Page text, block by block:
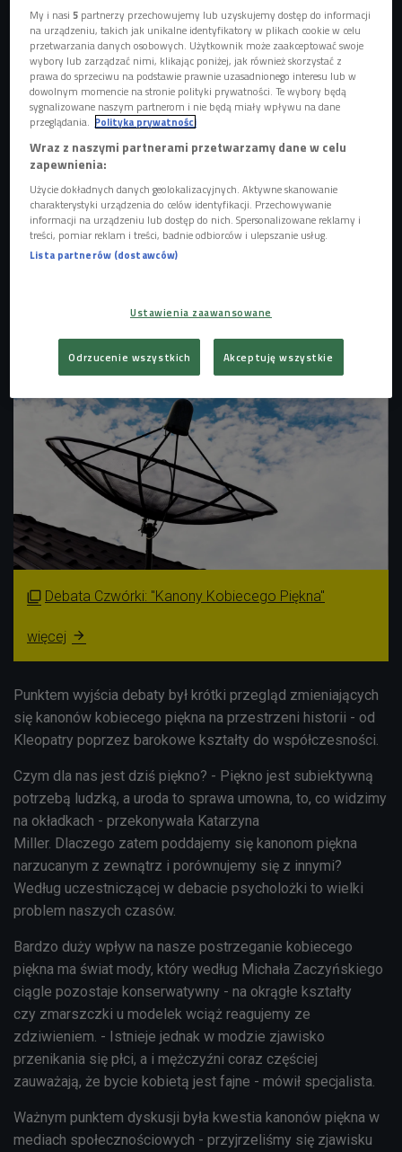
Debata Czwórki: "Kanony Kobiecego Piękna" w warszawskim klubie
Niebo
Foto: Czwórka
W dyskusji wzięła udział czwórka specjalistów: Natalia
Hatalska - analityk trendów w dziedzinie alternatywnych
form komunikacji marketingowej, Katarzyna Miller -
psycholożka, psychoterapeutka, felietonistka i publicystka,
Anna Jupowicz-Ginalska - wykładowca PR na
Uniwersytecie Warszawskim oraz Michał Zaczyński -
 Debata Czwórki: "Kanony Kobiecego Piękna"
więcej 
Punktem wyjścia debaty był krótki przegląd zmieniających
się kanonów kobiecego piękna na przestrzeni historii - od
Kleopatry poprzez barokowe kształty do współczesności.
Czym dla nas jest dziś piękno? - Piękno jest subiektywną
potrzebą ludzką, a uroda to sprawa umowna, to, co widzimy
na okładkach - przekonywała Katarzyna
Miller. Dlaczego zatem poddajemy się kanonom piękna
narzucanym z zewnątrz i porównujemy się z innymi?
Według uczestniczącej w debacie psycholożki to wielki
problem naszych czasów.
Bardzo duży wpływ na nasze postrzeganie kobiecego
piękna ma świat mody, który według Michała Zaczyńskiego
ciągle pozostaje konserwatywny - na okrągłe kształty
czy zmarszczki u modelek wciąż reagujemy ze
zdziwieniem. - Istnieje jednak w modzie zjawisko
przenikania się płci, a i mężczyźni coraz częściej
zauważają, że bycie kobietą jest fajne - mówił specjalista.
Ważnym punktem dyskusji była kwestia kanonów piękna w
mediach społecznościowych - przyjrzeliśmy się zjawisku
My i nasi5 partnerzy przechowujemy lub uzyskujemy dostęp do informacji
na urządzeniu, takich jak unikalne identyfikatory w plikach cookie w celu
przetwarzania danych osobowych. Użytkownik może zaakceptować swoje
wybory lub zarządzać nimi, klikając poniżej, jak również skorzystać z
prawa do sprzeciwu na podstawie prawnie uzasadnionego interesu lub w
dowolnym momencie na stronie polityki prywatności. Te wybory będą
sygnalizowane naszym partnerom i nie będą miały wpływu na dane
przeglądania. Polityka prywatności
Wraz z naszymi partnerami przetwarzamy dane w celu
zapewnienia:
Użycie dokładnych danych geolokalizacyjnych. Aktywne skanowanie
charakterystyki urządzenia do celów identyfikacji. Przechowywanie
informacji na urządzeniu lub dostęp do nich. Spersonalizowane reklamy i
treści, pomiar reklam i treści, badnie odbiorców i ulepszanie usług.
Lista partnerów (dostawców)
Ustawienia zaawansowane
Odrzucenie wszystkich Akceptuję wszystkie